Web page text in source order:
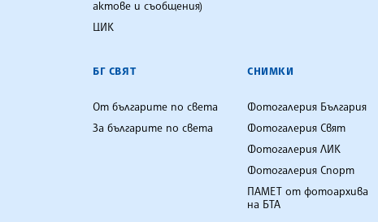
актове и съобщения)
ЦИК
БГ СВЯТ
От българите по света
За българите по света
СНИМКИ
Фотогалерия България
Фотогалерия Свят
Фотогалерия ЛИК
Фотогалерия Спорт
ПАМЕТ от фотоархива
на БТА